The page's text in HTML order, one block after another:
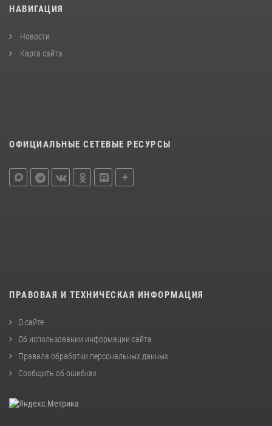
НАВИГАЦИЯ
Новости
Карта сайта
ОФИЦИАЛЬНЫЕ СЕТЕВЫЕ РЕСУРСЫ
ПРАВОВАЯ И ТЕХНИЧЕСКАЯ ИНФОРМАЦИЯ
О сайте
Об использовании информации сайта
Правила обработки персональных данных
Сообщить об ошибках